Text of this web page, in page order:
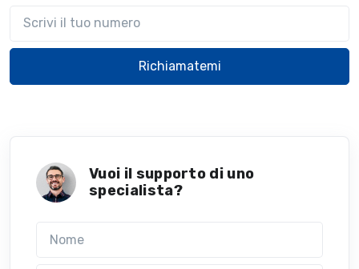
Richiamatemi
Vuoi il supporto di uno
specialista?